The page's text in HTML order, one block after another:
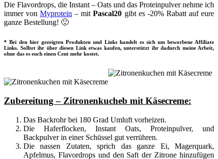
Die Flavordrops, die Instant – Oats und das Proteinpulver nehme ich
immer vonMyprotein – mitPascal20 gibt es -20% Rabatt auf eure
ganze Bestellung! 🙂
* Bei den hier gezeigten Produkten und Links handelt es sich um beworbene Affiliate
Links. Solltet ihr über diesen Link etwas kaufen, unterstützt ihr dadurch meine Arbeit,
ohne das es euch einen Cent mehr kostet.
Zubereitung – Zitronenkucheb mit Käsecreme:
Das Backrohr bei 180 Grad Umluft vorheizen.
Die Haferflocken, Instant Oats, Proteinpulver, und
Backpulver in einer Schüssel gut verrühren.
Die nassen Zutaten, sprich das ganze Ei, Magerquark,
Apfelmus, Flavordrops und den Saft der Zitrone hinzufügen